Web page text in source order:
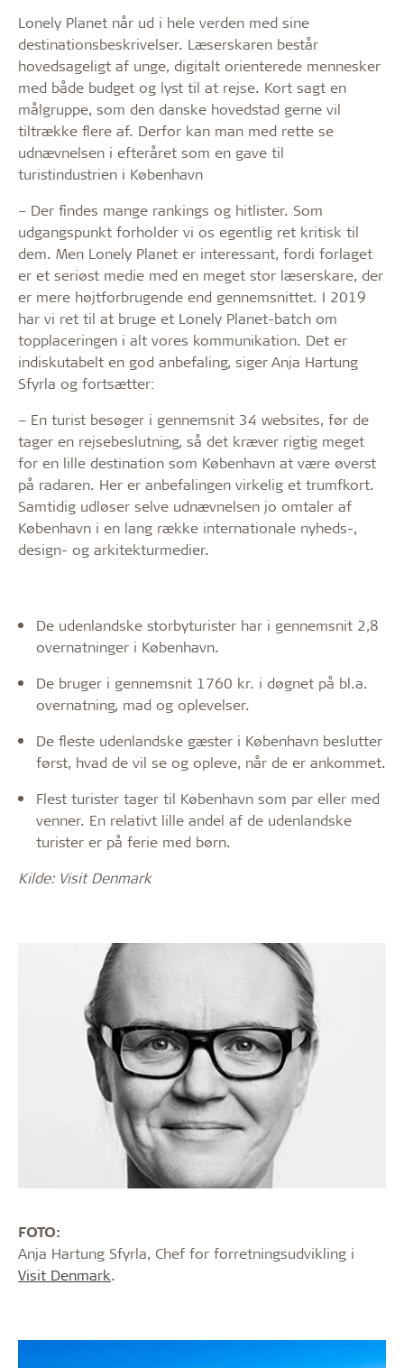
Lonely Planet når ud i hele verden med sine
destinationsbeskrivelser. Læserskaren består
hovedsageligt af unge, digitalt orienterede mennesker
med både budget og lyst til at rejse. Kort sagt en
målgruppe, som den danske hovedstad gerne vil
tiltrække flere af. Derfor kan man med rette se
udnævnelsen i efteråret som en gave til
turistindustrien i København
– Der findes mange rankings og hitlister. Som
udgangspunkt forholder vi os egentlig ret kritisk til
dem. Men Lonely Planet er interessant, fordi forlaget
er et seriøst medie med en meget stor læserskare, der
er mere højtforbrugende end gennemsnittet. I 2019
har vi ret til at bruge et Lonely Planet-batch om
topplaceringen i alt vores kommunikation. Det er
indiskutabelt en god anbefaling, siger Anja Hartung
Sfyrla og fortsætter:
– En turist besøger i gennemsnit 34 websites, før de
tager en rejsebeslutning, så det kræver rigtig meget
for en lille destination som København at være øverst
på radaren. Her er anbefalingen virkelig et trumfkort.
Samtidig udløser selve udnævnelsen jo omtaler af
København i en lang række internationale nyheds-,
design- og arkitekturmedier.
De udenlandske storbyturister har i gennemsnit 2,8
overnatninger i København.
De bruger i gennemsnit 1760 kr. i døgnet på bl.a.
overnatning, mad og oplevelser.
De fleste udenlandske gæster i København beslutter
først, hvad de vil se og opleve, når de er ankommet.
Flest turister tager til København som par eller med
venner. En relativt lille andel af de udenlandske
turister er på ferie med børn.
Kilde: Visit Denmark
FOTO:
Anja Hartung Sfyrla, Chef for forretningsudvikling i
Visit Denmark.